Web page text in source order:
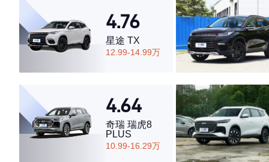
·空间表现一般，低于55%同级车
4.76
星途 TX
12.99-14.99万
4.64
奇瑞 瑞虎8
PLUS
10.99-16.29万